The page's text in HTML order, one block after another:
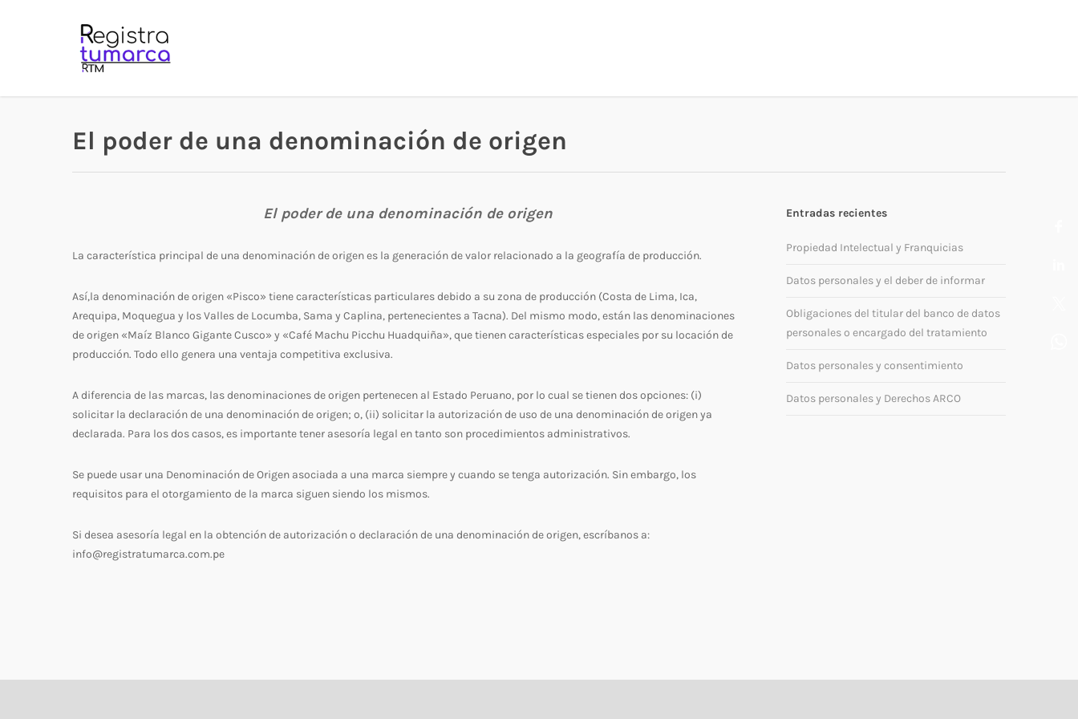
El poder de una denominación de origen
El poder de una denominación de origen
La característica principal de una denominación de origen es la generación de valor relacionado a la geografía de producción.
Así,la denominación de origen «Pisco» tiene características particulares debido a su zona de producción (Costa de Lima, Ica,
Arequipa, Moquegua y los Valles de Locumba, Sama y Caplina, pertenecientes a Tacna). Del mismo modo, están las denominaciones
de origen «Maíz Blanco Gigante Cusco» y «Café Machu Picchu Huadquiña», que tienen características especiales por su locación de
producción. Todo ello genera una ventaja competitiva exclusiva.
A diferencia de las marcas, las denominaciones de origen pertenecen al Estado Peruano, por lo cual se tienen dos opciones: (i)
solicitar la declaración de una denominación de origen; o, (ii) solicitar la autorización de uso de una denominación de origen ya
declarada. Para los dos casos, es importante tener asesoría legal en tanto son procedimientos administrativos.
Se puede usar una Denominación de Origen asociada a una marca siempre y cuando se tenga autorización. Sin embargo, los
requisitos para el otorgamiento de la marca siguen siendo los mismos.
Si desea asesoría legal en la obtención de autorización o declaración de una denominación de origen, escríbanos a:
info@registratumarca.com.pe
Entradas recientes
Propiedad Intelectual y Franquicias
Datos personales y el deber de informar
Obligaciones del titular del banco de datos
personales o encargado del tratamiento
Datos personales y consentimiento
Datos personales y Derechos ARCO